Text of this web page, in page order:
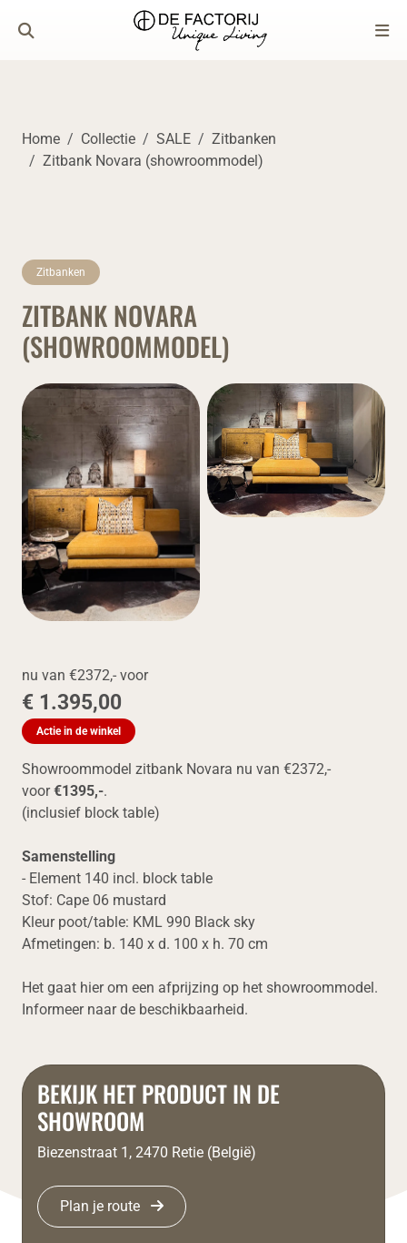
Home Collectie SALE
Zitbanken
Zitbank Novara (showroommodel)
Zitbanken
ZITBANK NOVARA
(SHOWROOMMODEL)
nu van €2372,- voor
€ 1.395,00
Actie in de winkel
Showroommodel zitbank Novara nu van €2372,-
voor€1395,-.
(inclusief block table)
Samenstelling
- Element 140 incl. block table
Stof: Cape 06 mustard
Kleur poot/table: KML 990 Black sky
Afmetingen: b. 140 x d. 100 x h. 70 cm
Het gaat hier om een afprijzing op het showroommodel.
Informeer naar de beschikbaarheid.
BEKIJK HET PRODUCT IN DE
SHOWROOM
Biezenstraat 1, 2470 Retie (België)
Plan je route